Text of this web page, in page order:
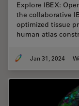
Explore IBEX:
the collaborative
optimized tissue
human atlas
Jan 31, 2024